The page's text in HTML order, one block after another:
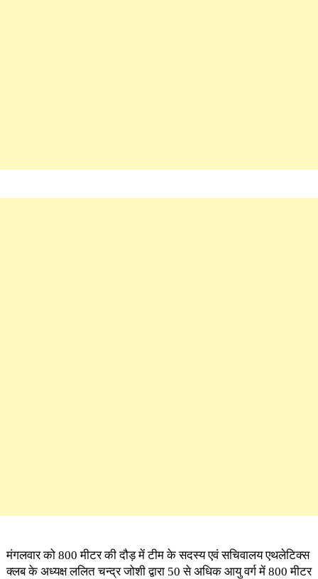
मंगलवार को 800 मीटर की दौड़ में टीम के सदस्य एवं सचिवालय एथलेटिक्स
क्लब के अध्यक्ष ललित चन्द्र जोशी द्वारा 50 से अधिक आयु वर्ग में 800 मीटर